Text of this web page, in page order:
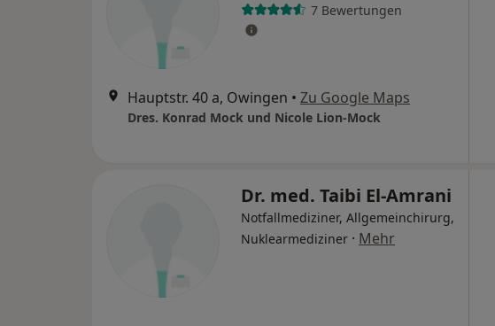
7 Bewertungen
Hauptstr. 40 a, Owingen • Zu Google Maps
Dres. Konrad Mock und Nicole Lion-Mock
Dr. med. Taibi El-Amrani
Notfallmediziner, Allgemeinchirurg,
Nuklearmediziner · Mehr